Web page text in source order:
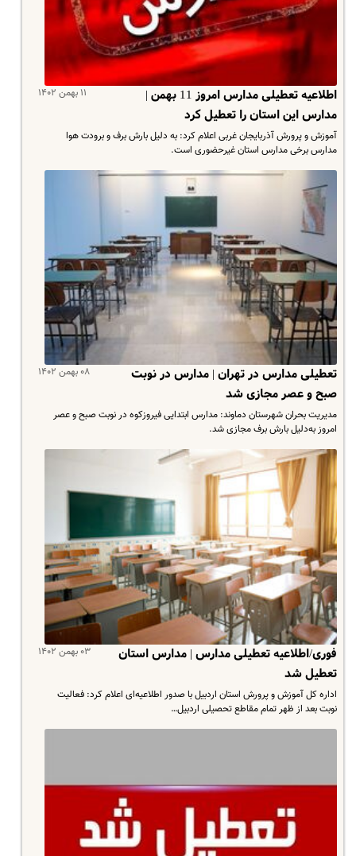
۱۱ بهمن ۱۴۰۲
اطلاعیه تعطیلی مدارس امروز 11 بهمن |
مدارس این استان را تعطیل کرد
آموزش و پرورش آذربایجان غربی اعلام کرد: به دلیل بارش برف و برودت هوا
مدارس برخی مدارس استان غیرحضوری است.
۰۸ بهمن ۱۴۰۲
تعطیلی مدارس در تهران | مدارس در نوبت
صبح و عصر مجازی شد
مدیریت بحران شهرستان دماوند: مدارس ابتدایی فیروزکوه در نوبت صبح و عصر
امروز به‌دلیل بارش برف مجازی شد.
۰۳ بهمن ۱۴۰۲
فوری/اطلاعیه تعطیلی مدارس | مدارس استان
تعطیل شد
اداره کل آموزش و پرورش استان اردبیل با صدور اطلاعیه‌ای اعلام کرد: فعالیت
نوبت بعد از ظهر تمام مقاطع تحصیلی اردبیل…